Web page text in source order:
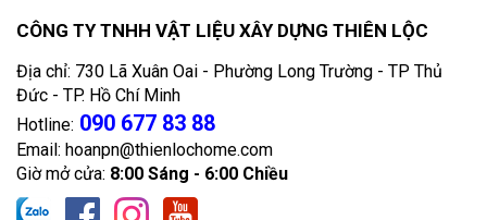
CÔNG TY TNHH VẬT LIỆU XÂY DỰNG THIÊN LỘC
Địa chỉ: 730 Lã Xuân Oai - Phường Long Trường - TP Thủ
Đức - TP. Hồ Chí Minh
Hotline: 090 677 83 88
Email: hoanpn@thienlochome.com
Giờ mở cửa: 8:00 Sáng - 6:00 Chiều